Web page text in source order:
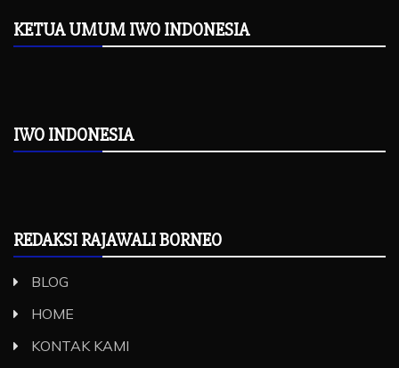
KETUA UMUM IWO INDONESIA
IWO INDONESIA
REDAKSI RAJAWALI BORNEO
BLOG
HOME
KONTAK KAMI